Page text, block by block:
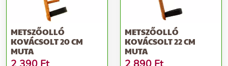
METSZŐOLLÓ
KOVÁCSOLT 20 CM
MUTA
METSZŐOLLÓ
KOVÁCSOLT 22 CM
MUTA